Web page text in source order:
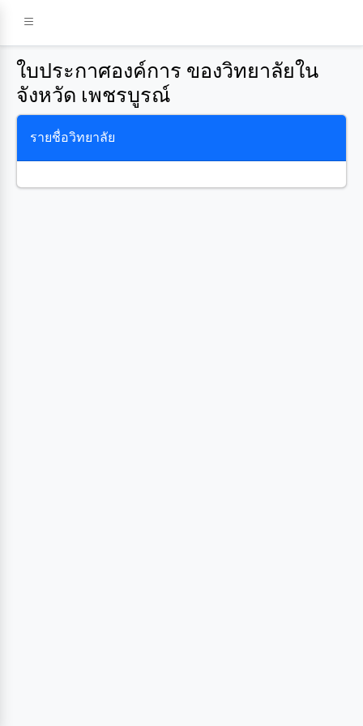
ใบประกาศองค์การ ของวิทยาลัยใน
จังหวัด เพชรบูรณ์
รายชื่อวิทยาลัย